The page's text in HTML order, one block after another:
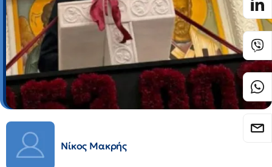
Νίκος Μακρής